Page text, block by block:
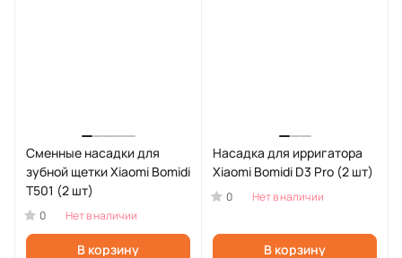
Сменные насадки для
зубной щетки Xiaomi Bomidi
T501 (2 шт)
0 Нет в наличии
В корзину
Насадка для ирригатора
Xiaomi Bomidi D3 Pro (2 шт)
0 Нет в наличии
В корзину